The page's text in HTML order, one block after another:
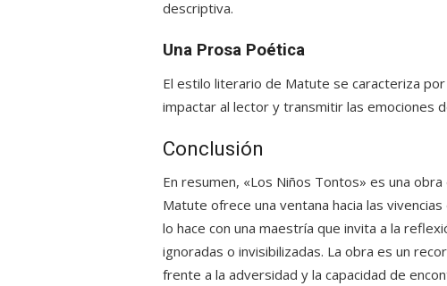
descriptiva.
Una Prosa Poética
El estilo literario de Matute se caracteriza
impactar al lector y transmitir las emociones
Conclusión
En resumen, «Los Niños Tontos» es una
Matute ofrece una ventana hacia las
lo hace con una maestría que invita a la
ignoradas o invisibilizadas. La obra es un
frente a la adversidad y la capacidad de